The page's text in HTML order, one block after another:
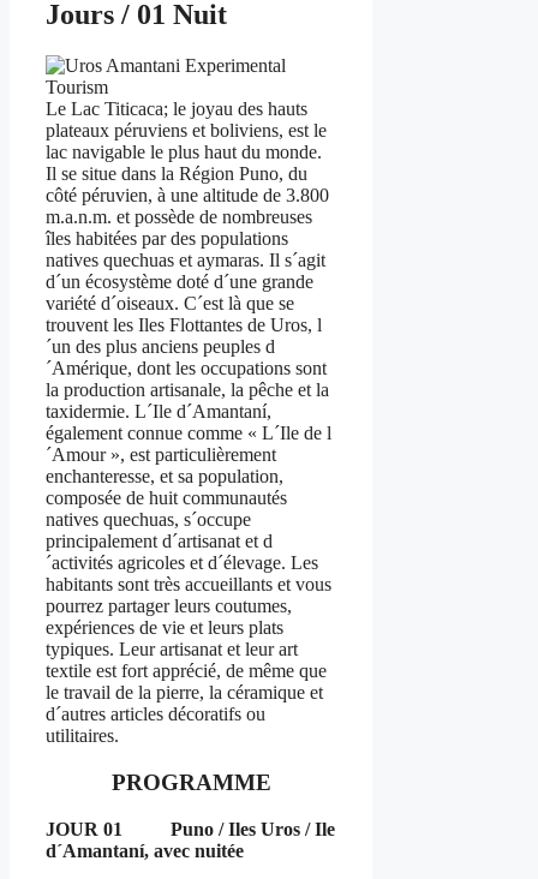
Jours / 01 Nuit
Le Lac Titicaca; le joyau des hauts
plateaux péruviens et boliviens, est le
lac navigable le plus haut du monde.
Il se situe dans la Région Puno, du
côté péruvien, à une altitude de 3.800
m.a.n.m. et possède de nombreuses
îles habitées par des populations
natives quechuas et aymaras. Il s´agit
d´un écosystème doté d´une grande
variété d´oiseaux. C´est là que se
trouvent les Iles Flottantes de Uros, l
´un des plus anciens peuples d
´Amérique, dont les occupations sont
la production artisanale, la pêche et la
taxidermie. L´Ile d´Amantaní,
également connue comme « L´Ile de l
´Amour », est particulièrement
enchanteresse, et sa population,
composée de huit communautés
natives quechuas, s´occupe
principalement d´artisanat et d
´activités agricoles et d´élevage. Les
habitants sont très accueillants et vous
pourrez partager leurs coutumes,
expériences de vie et leurs plats
typiques. Leur artisanat et leur art
textile est fort apprécié, de même que
le travail de la pierre, la céramique et
d´autres articles décoratifs ou
utilitaires.
PROGRAMME
JOUR 01 Puno / Iles Uros / Ile
d´Amantaní, avec nuitée